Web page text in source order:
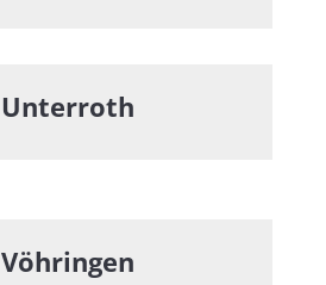
Unterroth
Vöhringen